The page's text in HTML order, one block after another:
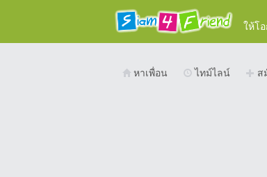
ให้โ
หาเพื่อน ไทม์ไลน์ ส